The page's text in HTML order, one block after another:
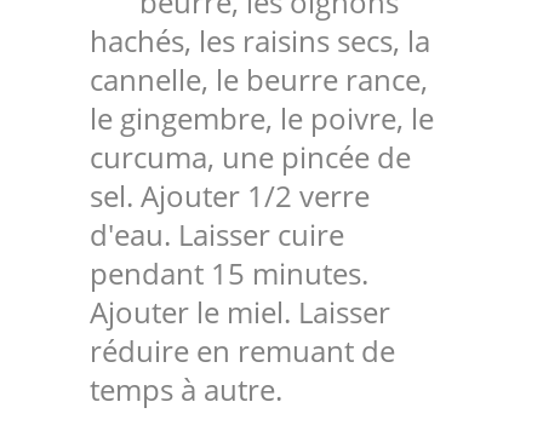
hachés, les raisins secs, la
cannelle, le beurre rance,
le gingembre, le poivre, le
curcuma, une pincée de
sel. Ajouter 1/2 verre
d'eau. Laisser cuire
pendant 15 minutes.
Ajouter le miel. Laisser
réduire en remuant de
temps à autre.